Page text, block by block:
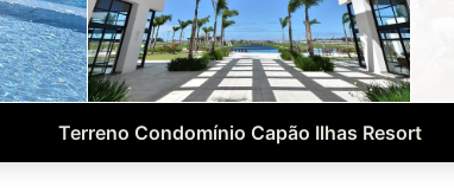
Terreno Condomínio Capão Ilhas Resort